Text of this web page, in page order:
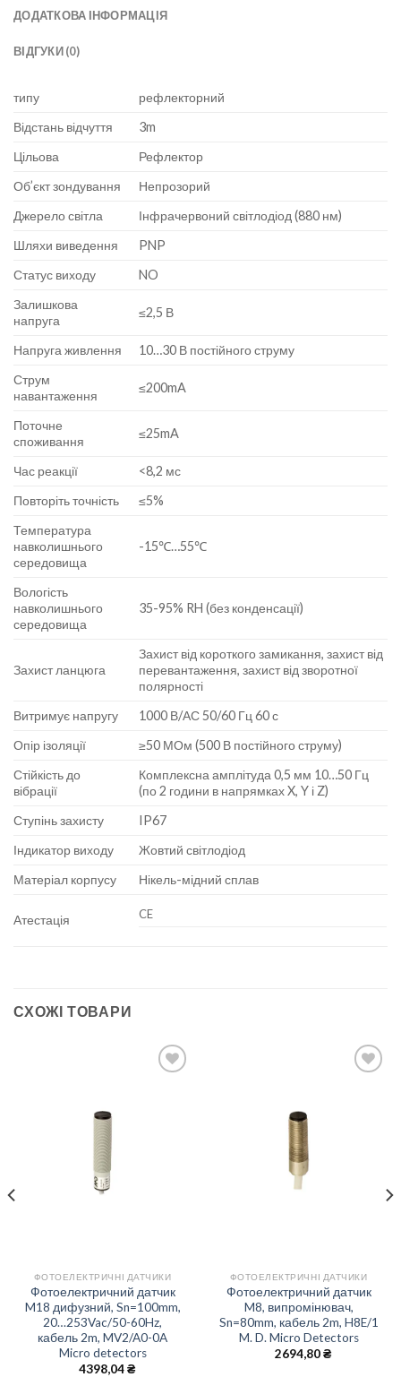
ДОДАТКОВА ІНФОРМАЦІЯ
ВІДГУКИ (0)
типу
рефлекторний
Відстань відчуття
3m
Цільова
Рефлектор
Об’єкт зондування
Непрозорий
Джерело світла
Інфрачервоний світлодіод (880 нм)
Шляхи виведення
PNP
Статус виходу
NO
Залишкова
напруга
≤2,5 В
Напруга живлення
10…30 В постійного струму
Струм
навантаження
≤200mA
Поточне
споживання
≤25mA
Час реакції
<8,2 мс
Повторіть точність
≤5%
Температура
навколишнього
середовища
-15℃…55℃
Вологість
навколишнього
середовища
35-95% RH (без конденсації)
Захист ланцюга
Захист від короткого замикання, захист від
перевантаження, захист від зворотної
полярності
Витримує напругу
1000 В/АС 50/60 Гц 60 с
Опір ізоляції
≥50 МОм (500 В постійного струму)
Стійкість до
вібрації
Комплексна амплітуда 0,5 мм 10…50 Гц
(по 2 години в напрямках X, Y і Z)
Ступінь захисту
IP67
Індикатор виходу
Жовтий світлодіод
Матеріал корпусу
Нікель-мідний сплав
Атестація CE
СХОЖІ ТОВАРИ
ФОТОЕЛЕКТРИЧНІ ДАТЧИКИ
Фотоелектричний датчик
M18 дифузний, Sn=100mm,
20…253Vac/50-60Hz,
кабель 2m, MV2/A0-0A
Micro detectors
4398,04₴
ФОТОЕЛЕКТРИЧНІ ДАТЧИКИ
Фотоелектричний датчик
M8, випромінювач,
Sn=80mm, кабель 2m, H8E/1
M. D. Micro Detectors
2694,80₴